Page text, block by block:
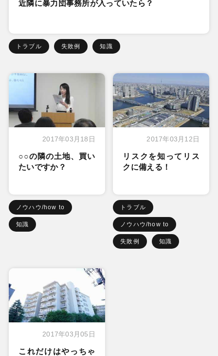
近隣に暴力団事務所が入っていたら？
トラブル 失敗例 知識
2017年03月18日
○○の隣の土地、買い
たいですか？
ノウハウ/how to
知識
2017年03月12日
リスクを知ってリス
クに備える！
トラブル
ノウハウ/how to
失敗例 知識
2017年03月05日
これだけはやっちゃ